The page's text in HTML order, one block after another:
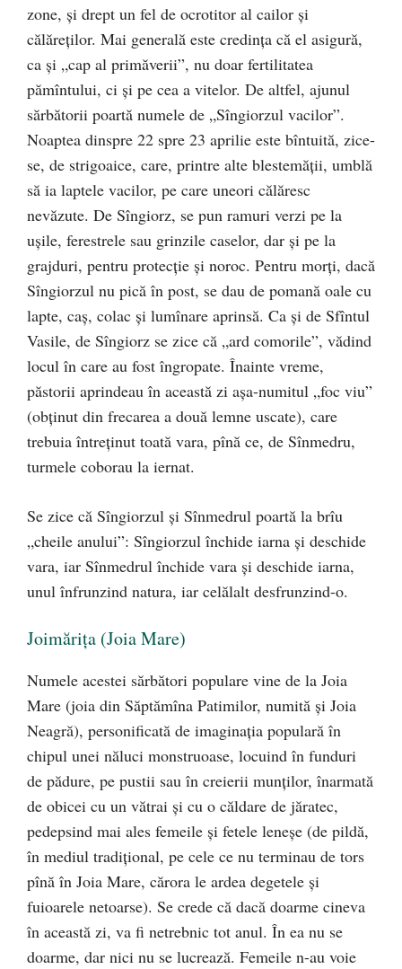
zone, şi drept un fel de ocrotitor al cailor şi
călăreţilor. Mai generală este credinţa că el asigură,
ca şi „cap al primăverii”, nu doar fertilitatea
pămîntului, ci şi pe cea a vitelor. De altfel, ajunul
sărbătorii poartă numele de „Sîngiorzul vacilor”.
Noaptea dinspre 22 spre 23 aprilie este bîntuită, zice-
se, de strigoaice, care, printre alte blestemăţii, umblă
să ia laptele vacilor, pe care uneori călăresc
nevăzute. De Sîngiorz, se pun ramuri verzi pe la
uşile, ferestrele sau grinzile caselor, dar şi pe la
grajduri, pentru protecţie şi noroc. Pentru morţi, dacă
Sîngiorzul nu pică în post, se dau de pomană oale cu
lapte, caş, colac şi lumînare aprinsă. Ca şi de Sfîntul
Vasile, de Sîngiorz se zice că „ard comorile”, vădind
locul în care au fost îngropate. Înainte vreme,
păstorii aprindeau în această zi aşa-numitul „foc viu”
(obţinut din frecarea a două lemne uscate), care
trebuia întreţinut toată vara, pînă ce, de Sînmedru,
turmele coborau la iernat.
Se zice că Sîngiorzul şi Sînmedrul poartă la brîu
„cheile anului”: Sîngiorzul închide iarna şi deschide
vara, iar Sînmedrul închide vara şi deschide iarna,
unul înfrunzind natura, iar celălalt desfrunzind-o.
Joimăriţa (Joia Mare)
Numele acestei sărbători populare vine de la Joia
Mare (joia din Săptămîna Patimilor, numită şi Joia
Neagră), personificată de imaginaţia populară în
chipul unei năluci monstruoase, locuind în funduri
de pădure, pe pustii sau în creierii munţilor, înarmată
de obicei cu un vătrai şi cu o căldare de jăratec,
pedepsind mai ales femeile şi fetele leneşe (de pildă,
în mediul tradiţional, pe cele ce nu terminau de tors
pînă în Joia Mare, cărora le ardea degetele şi
fuioarele netoarse). Se crede că dacă doarme cineva
în această zi, va fi netrebnic tot anul. În ea nu se
doarme, dar nici nu se lucrează. Femeile n-au voie